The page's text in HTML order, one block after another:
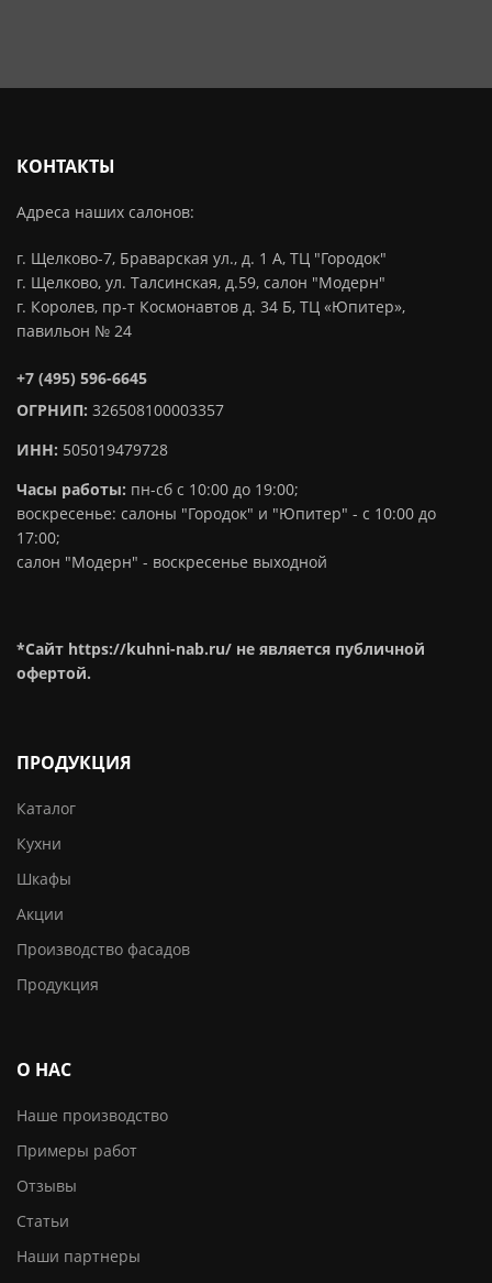
КОНТАКТЫ
Адреса наших салонов:
г. Щелково-7, Браварская ул., д. 1 А, ТЦ "Городок"
г. Щелково, ул. Талсинская, д.59, салон "Модерн"
г. Королев, пр-т Космонавтов д. 34 Б, ТЦ «Юпитер»,
павильон № 24
+7 (495) 596-6645
ОГРНИП: 326508100003357
ИНН: 505019479728
Часы работы: пн-сб с 10:00 до 19:00;
воскресенье: салоны "Городок" и "Юпитер" - с 10:00 до
17:00;
салон "Модерн" - воскресенье выходной
*Сайт https://kuhni-nab.ru/ не является публичной
офертой.
ПРОДУКЦИЯ
Каталог
Кухни
Шкафы
Акции
Производство фасадов
Продукция
О НАС
Наше производство
Примеры работ
Отзывы
Статьи
Наши партнеры